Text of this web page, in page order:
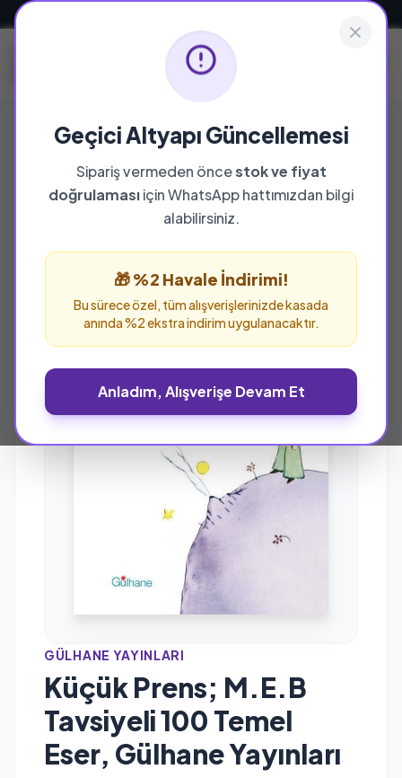
Geçici Altyapı Güncellemesi
Sipariş vermeden öncestok ve fiyat
doğrulamasıiçin WhatsApp hattımızdan bilgi
alabilirsiniz.
🎁 %2 Havale İndirimi!
Bu sürece özel, tüm alışverişlerinizde kasada
anında %2 ekstra indirim uygulanacaktır.
Anladım, Alışverişe Devam Et
GÜLHANE YAYINLARI
Küçük Prens; M.E.B
Tavsiyeli 100 Temel
Eser, Gülhane Yayınları